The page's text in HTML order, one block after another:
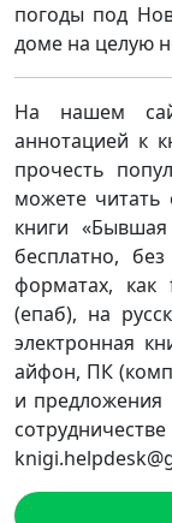
погоды под
доме на целую
На нашем
аннотацией к
прочесть
можете читать
книги
бесплатно,
форматах,
(епаб), на
электронная
айфон, ПК
и предложения